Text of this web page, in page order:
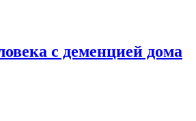
с деменцией дома